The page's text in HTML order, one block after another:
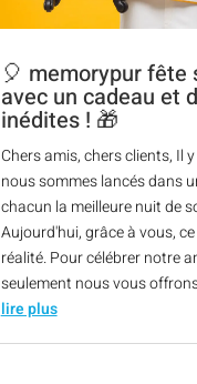
🎈 memorypur fête
avec un cadeau et
inédites ! 🎁
Chers amis, chers clients, Il
nous sommes lancés dans
chacun la meilleure nuit de
Aujourd'hui, grâce à vous,
réalité. Pour célébrer notre
seulement nous vous
lire plus